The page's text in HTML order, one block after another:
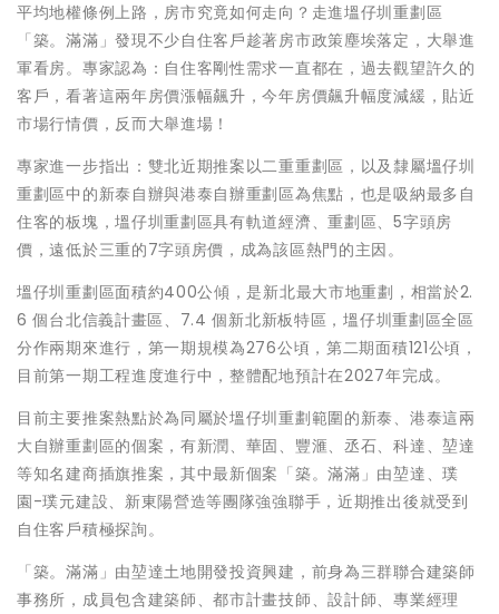
平均地權條例上路，房市究竟如何走向？走進塭仔圳重劃區
「築。滿滿」發現不少自住客戶趁著房市政策塵埃落定，大舉進
軍看房。專家認為：自住客剛性需求一直都在，過去觀望許久的
客戶，看著這兩年房價漲幅飆升，今年房價飆升幅度減緩，貼近
市場行情價，反而大舉進場！
專家進一步指出：雙北近期推案以二重重劃區，以及隸屬塭仔圳
重劃區中的新泰自辦與港泰自辦重劃區為焦點，也是吸納最多自
住客的板塊，塭仔圳重劃區具有軌道經濟、重劃區、5字頭房
價，遠低於三重的7字頭房價，成為該區熱門的主因。
塭仔圳重劃區面積約400公傾，是新北最大市地重劃，相當於2.
6 個台北信義計畫區、7.4 個新北新板特區，塭仔圳重劃區全區
分作兩期來進行，第一期規模為276公頃，第二期面積121公頃，
目前第一期工程進度進行中，整體配地預計在2027年完成。
目前主要推案熱點於為同屬於塭仔圳重劃範圍的新泰、港泰這兩
大自辦重劃區的個案，有新潤、華固、豐滙、丞石、科達、堃達
等知名建商插旗推案，其中最新個案「築。滿滿」由堃達、璞
園-璞元建設、新東陽營造等團隊強強聯手，近期推出後就受到
自住客戶積極探詢。
「築。滿滿」由堃達土地開發投資興建，前身為三群聯合建築師
事務所，成員包含建築師、都市計畫技師、設計師、專業經理